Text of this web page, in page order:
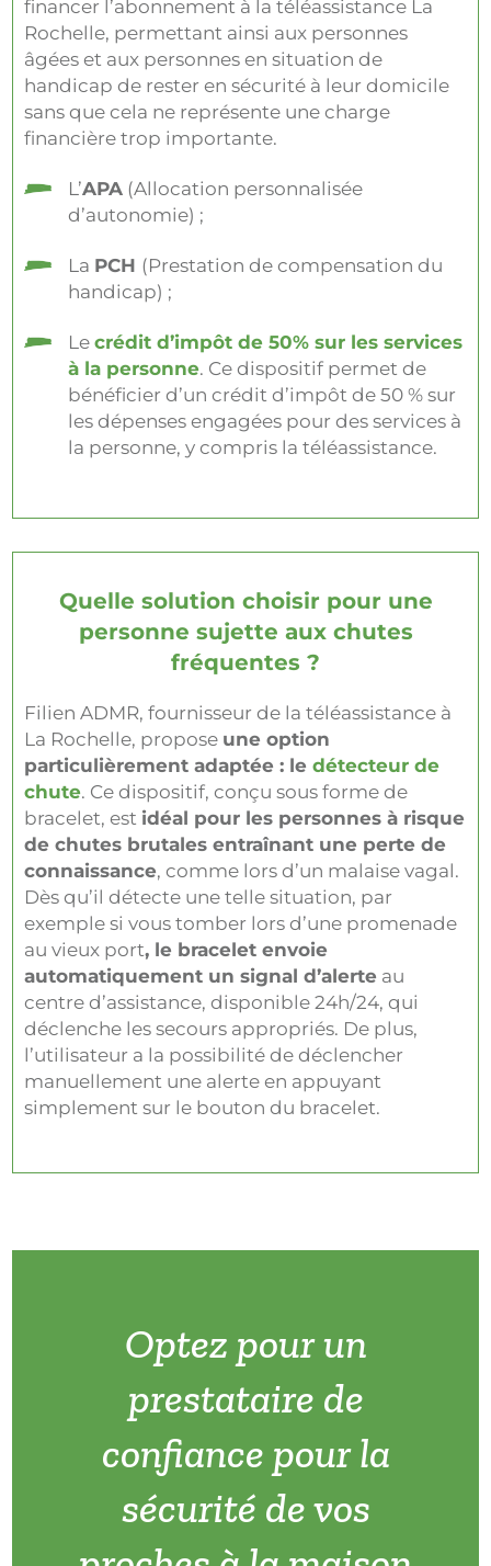
financer l’abonnement à la téléassistance La
Rochelle, permettant ainsi aux personnes
âgées et aux personnes en situation de
handicap de rester en sécurité à leur domicile
sans que cela ne représente une charge
financière trop importante.
L’APA (Allocation personnalisée
d’autonomie) ;
La PCH (Prestation de compensation du
handicap) ;
Lecrédit d’impôt de 50% sur les services
à la personne. Ce dispositif permet de
bénéficier d’un crédit d’impôt de 50 % sur
les dépenses engagées pour des services à
la personne, y compris la téléassistance.
Quelle solution choisir pour une
personne sujette aux chutes
fréquentes ?
Filien ADMR, fournisseur de la téléassistance à
La Rochelle, propose une option
particulièrement adaptée : ledétecteur de
chute. Ce dispositif, conçu sous forme de
bracelet, est idéal pour les personnes à risque
de chutes brutales entraînant une perte de
connaissance, comme lors d’un malaise vagal.
Dès qu’il détecte une telle situation, par
exemple si vous tomber lors d’une promenade
au vieux port, le bracelet envoie
automatiquement un signal d’alerte au
centre d’assistance, disponible 24h/24, qui
déclenche les secours appropriés. De plus,
l’utilisateur a la possibilité de déclencher
manuellement une alerte en appuyant
simplement sur le bouton du bracelet.
Optez pour un
prestataire de
confiance pour la
sécurité de vos